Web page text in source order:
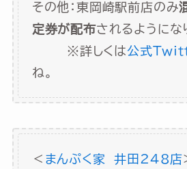
その他：東岡崎駅前店のみ
定券が配布されるようにな
※詳しくは公式
ね。
＜ まんぷく家 井田248店